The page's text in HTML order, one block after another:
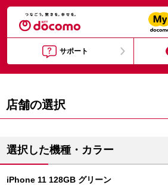
サポート
店舗の選択
選択した機種・カラー
iPhone 11 128GB グリーン